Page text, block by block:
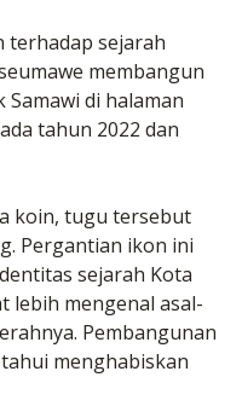
terhadap sejarah
membangun
di halaman
tahun 2022 dan
koin, tugu tersebut
Pergantian ikon ini
sejarah Kota
lebih mengenal asal-
Pembangunan
menghabiskan